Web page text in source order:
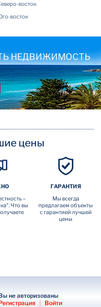
восток
восток
НЕДВИЖИМОСТЬ
цены
–
Что вы
ГАРАНТИЯ
Мы всегда
предлагаем объекты
с гарантией лучшей
цены
не авторизованы
| Войти